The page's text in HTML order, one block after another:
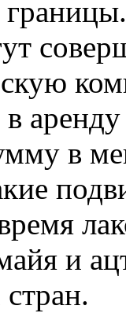
в
и